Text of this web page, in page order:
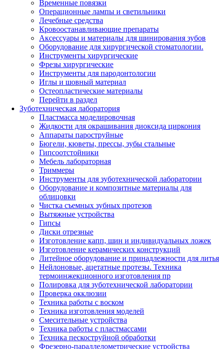
Временные повязки
Операционные лампы и светильники
Лечебные средства
Кровоостанавливающие препараты
Аксессуары и материалы для шинирования зубов
Оборудование для хирургической стоматологии.
Инструменты хирургические
Фрезы хирургические
Инструменты для пародонтологии
Иглы и шовный материал
Остеопластические материалы
Перейти в раздел
Зуботехническая лаборатория
Пластмасса моделировочная
Жидкости для окрашивания диоксида циркония
Аппараты пароструйные
Бюгели, кюветы, прессы, зубы стальные
Гипсоотстойники
Мебель лабораторная
Триммеры
Инструменты для зуботехнической лаборатории
Оборудование и композитные материалы для
облицовки
Чистка съемных зубных протезов
Вытяжные устройства
Гипсы
Диски отрезные
Изготовление капп, шин и индивидуальных ложек
Изготовление керамических конструкций
Литейное оборудование и принадлежности для литья
Нейлоновые, ацетатные протезы. Техника
термоинжекционного изготовления пр
Полировка для зуботехнической лаборатории
Проверка окклюзии
Техника работы с воском
Техника изготовления моделей
Смесительные устройства
Техника работы с пластмассами
Техника пескоструйной обработки
Фрезерно-параллелометрические устройства